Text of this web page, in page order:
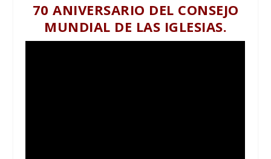
70 ANIVERSARIO DEL CONSEJO
MUNDIAL DE LAS IGLESIAS.